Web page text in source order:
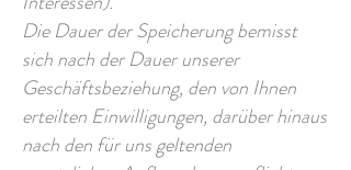
Die Dauer der Speicherung bemisst
sich nach der Dauer unserer
Geschäftsbeziehung, den von Ihnen
erteilten Einwilligungen, darüber hinaus
nach den für uns geltenden